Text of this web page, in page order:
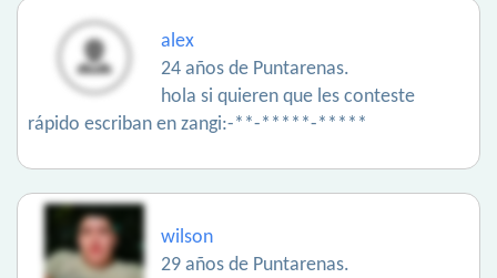
alex
24 años de Puntarenas.
hola si quieren que les conteste
rápido escriban en zangi:-**-*****-*****
wilson
29 años de Puntarenas.